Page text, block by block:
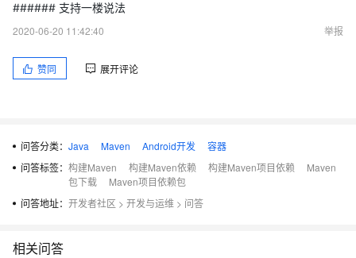
###### 支持一楼说法
2020-06-20 11:42:40 举报
赞同 展开评论
问答分类： Java Maven Android开发
容器
问答标签： 构建Maven 构建Maven依赖 构建Maven项目依赖
Maven
包下载
Maven项目依赖包
问答地址： 开发者社区 > 开发与运维 > 问答
相关问答